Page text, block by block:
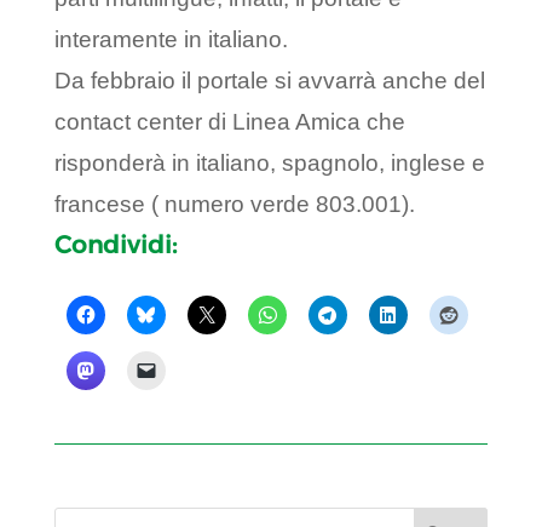
interamente in italiano.
Da febbraio il portale si avvarrà anche del
contact center di Linea Amica che
risponderà in italiano, spagnolo, inglese e
francese ( numero verde 803.001).
Condividi: